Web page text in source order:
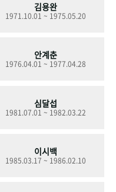
영상 기록물
주년 광장
김용완
1971.10.01 ~ 1975.05.20
안계춘
1976.04.01 ~ 1977.04.28
심달섭
1981.07.01 ~ 1982.03.22
이시백
1985.03.17 ~ 1986.02.10